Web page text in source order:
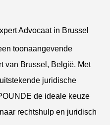
Advocaat in Brussel
toonaangevende
van Brussel, België. Met
juridische
de ideale keuze
rechtshulp en juridisch